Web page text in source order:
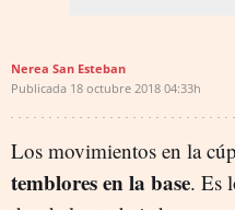
Nerea San Esteban
Publicada 18 octubre 2018 04:33h
Los movimientos en la
temblores en la base. Es